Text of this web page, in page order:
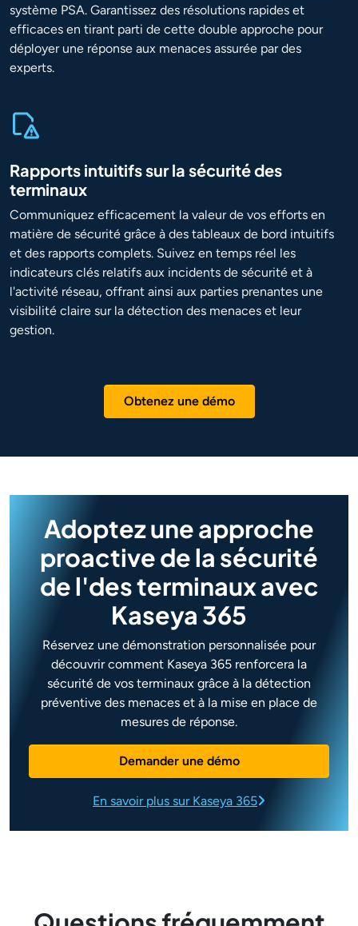
système PSA. Garantissez des résolutions rapides et
efficaces en tirant parti de cette double approche pour
déployer une réponse aux menaces assurée par des
experts.
Rapports intuitifs sur la sécurité des
terminaux
Communiquez efficacement la valeur de vos efforts en
matière de sécurité grâce à des tableaux de bord intuitifs
et des rapports complets. Suivez en temps réel les
indicateurs clés relatifs aux incidents de sécurité et à
l'activité réseau, offrant ainsi aux parties prenantes une
visibilité claire sur la détection des menaces et leur
gestion.
Obtenez une démo
Adoptez une approche
proactive de la sécurité
de l'des terminaux avec
Kaseya 365
Réservez une démonstration personnalisée pour
découvrir comment Kaseya 365 renforcera la
sécurité de vos terminaux grâce à la détection
préventive des menaces et à la mise en place de
mesures de réponse.
Demander une démo
En savoir plus sur Kaseya 365